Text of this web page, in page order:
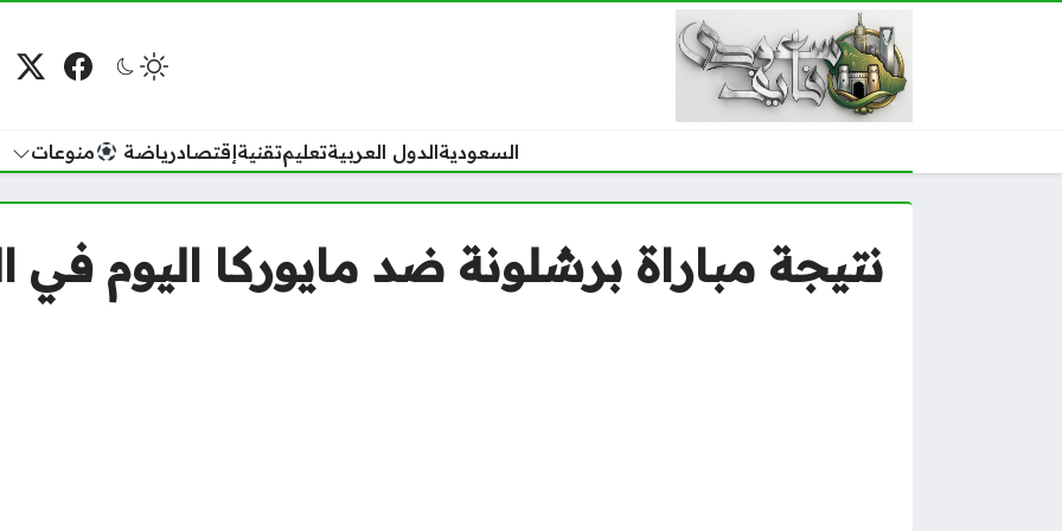
فيسبوك
السعوديةالدول العربيةتعليمتقنيةإقتصادرياضة منوعات
نتيجة مباراة برشلونة ضد مايوركا اليوم في